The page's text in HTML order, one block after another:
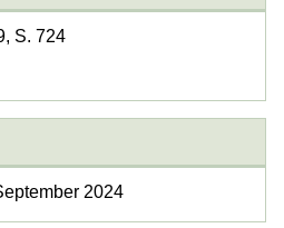
S. 724
2024